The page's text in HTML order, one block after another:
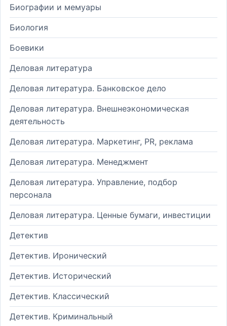
Биографии и мемуары
Биология
Боевики
Деловая литература
Деловая литература. Банковское дело
Деловая литература. Внешнеэкономическая
деятельность
Деловая литература. Маркетинг, PR, реклама
Деловая литература. Менеджмент
Деловая литература. Управление, подбор
персонала
Деловая литература. Ценные бумаги, инвестиции
Детектив
Детектив. Иронический
Детектив. Исторический
Детектив. Классический
Детектив. Криминальный